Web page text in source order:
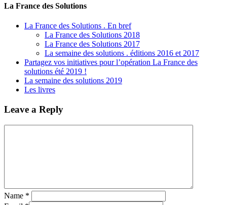
La France des Solutions
La France des Solutions . En bref
La France des Solutions 2018
La France des Solutions 2017
La semaine des solutions . éditions 2016 et 2017
Partagez vos initiatives pour l’opération La France des
solutions été 2019 !
La semaine des solutions 2019
Les livres
Leave a Reply
Name *